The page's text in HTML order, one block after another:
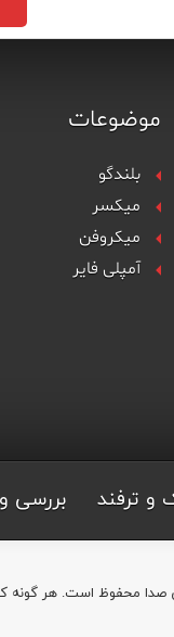
موضوعات
بلندگو
میکسر
میکروفن
آمپلی فایر
و ترفند بررسی
صدا محفوظ است. هر گونه